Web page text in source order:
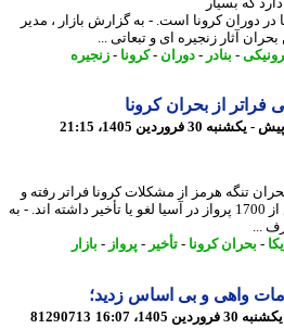
دوران کرونا است. - به گزارش بازار ، مدیر
زنجیره ای و تبعاتی ...
-بنادر -دوران- کرونا- زنجیره
از بحران کرونا
هرمز از مشکلات کرونا فراتر رفته و
تأثیرات زنجیره ای جدی دارد. بیش از 1700 پرواز در آسیا لغو یا تأخیر داشته اند. - به
بحران کرونا- تأخیر-پرواز-بازار
واهی و بی اساس زدید؛
81290713